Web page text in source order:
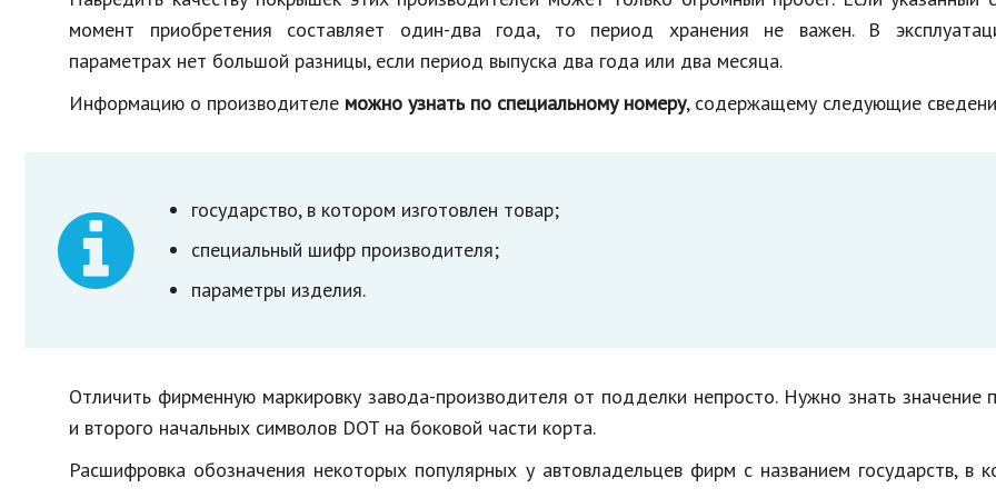
момент приобретения составляет один-два года, то период хранения не важен. В
параметрах нет большой разницы, если период выпуска два года или два месяца.
Информацию о производителе можно узнать по специальному номеру, содержащему следующие
государство, в котором изготовлен товар;
специальный шифр производителя;
параметры изделия.
Отличить фирменную маркировку завода-производителя от подделки непросто. Нужно знать значение
и второго начальных символов DOT на боковой части корта.
Расшифровка обозначения некоторых популярных у автовладельцев фирм с названием государств, в